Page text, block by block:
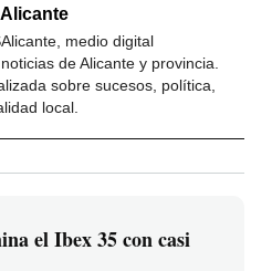
medio digital
de Alicante y provincia.
sobre sucesos, política,
local.
el Ibex 35 con casi